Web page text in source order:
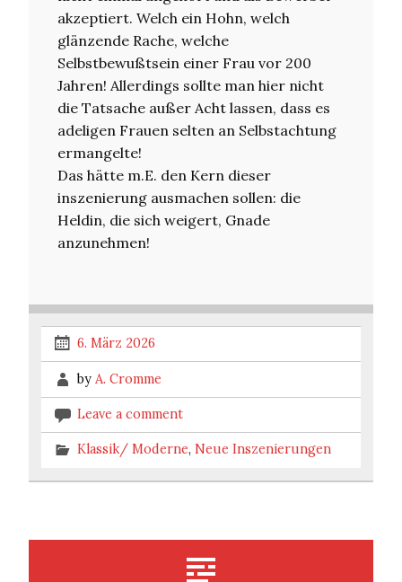
akzeptiert. Welch ein Hohn, welch
glänzende Rache, welche
Selbstbewußtsein einer Frau vor 200
Jahren! Allerdings sollte man hier nicht
die Tatsache außer Acht lassen, dass es
adeligen Frauen selten an Selbstachtung
ermangelte!
Das hätte m.E. den Kern dieser
inszenierung ausmachen sollen: die
Heldin, die sich weigert, Gnade
anzunehmen!
6. März 2026
by A. Cromme
Leave a comment
Klassik/ Moderne, Neue Inszenierungen